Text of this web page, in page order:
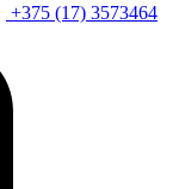
+375 (17) 3573464